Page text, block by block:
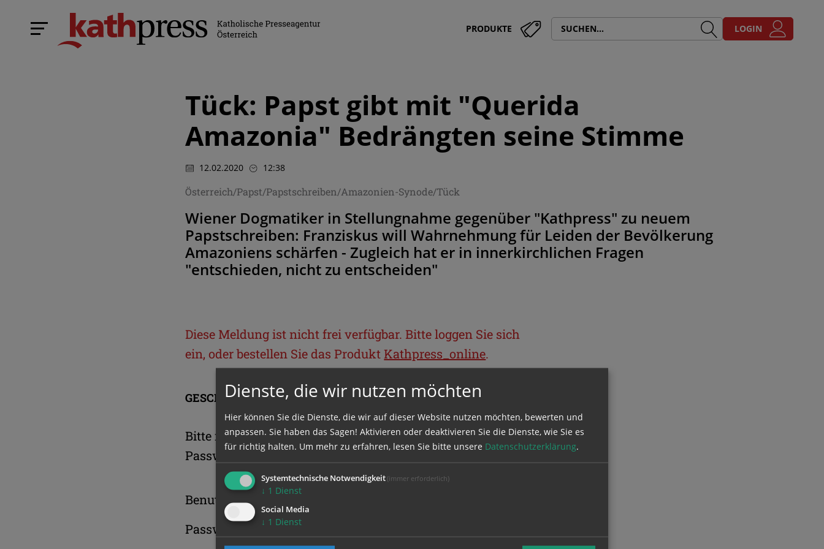
PRODUKTE LOGIN
Tück: Papst gibt mit "Querida
Amazonia" Bedrängten seine Stimme
12.02.2020 12:38
Österreich/Papst/Papstschreiben/Amazonien-Synode/Tück
Wiener Dogmatiker in Stellungnahme gegenüber "Kathpress" zu neuem
Papstschreiben: Franziskus will Wahrnehmung für Leiden der Bevölkerung
Amazoniens schärfen - Zugleich hat er in innerkirchlichen Fragen
"entschieden, nicht zu entscheiden"
Diese Meldung ist nicht frei verfügbar. Bitte loggen Sie sich
ein, oder bestellen Sie das Produkt Kathpress_online.
GESCHÜTZTER BEREICH
Bitte melden Sie sich mit Ihrem Benutzernamen und
Passwort an.
Benutzername
Passwort
Dienste, die wir nutzen möchten
Hier können Sie die Dienste, die wir auf dieser Website nutzen möchten, bewerten und
anpassen. Sie haben das Sagen! Aktivieren oder deaktivieren Sie die Dienste, wie Sie es
für richtig halten. Um mehr zu erfahren, lesen Sie bitte unsere Datenschutzerklärung.
Systemtechnische Notwendigkeit (immer erforderlich)
↓ 1 Dienst
Social Media
↓ 1 Dienst